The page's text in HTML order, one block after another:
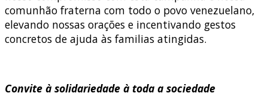
comunhão fraterna com todo o povo venezuelano,
elevando nossas orações e incentivando gestos
concretos de ajuda às familias atingidas.
Convite à solidariedade à toda a sociedade